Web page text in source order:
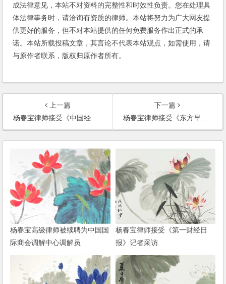
成法律意见，本站不对资料的完整性和时效性负责。您在处理具
体法律事务时，请洽询有资质的律师。本站将努力为广大网友提
供更好的服务，但不对本站提供的任何免费服务作出正式的承
诺。本站所载投稿文章，其言论不代表本站观点，如需使用，请
与原作者联系，版权归原作者所有。
上一篇
杨春宝律师接受《中国经济时报》采访
下一篇
杨春宝律师接受《东方早报》采访
杨春宝高级律师被续聘为中国国
际商会调解中心调解员
杨春宝律师接受《第一财经日
报》记者采访